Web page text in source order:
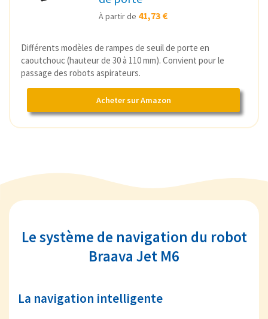
À partir de 41,73 €
Différents modèles de rampes de seuil de porte en
caoutchouc (hauteur de 30 à 110 mm). Convient pour le
passage des robots aspirateurs.
Acheter sur Amazon
Le système de navigation du robot
Braava Jet M6
La navigation intelligente